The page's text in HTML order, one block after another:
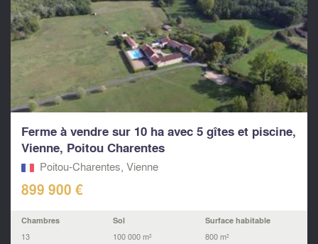
Ferme à vendre sur 10 ha avec 5 gîtes et piscine,
Vienne, Poitou Charentes
Poitou-Charentes, Vienne
899 900 €
Chambres
13
Sol
100 000 m²
Surface habitable
800 m²